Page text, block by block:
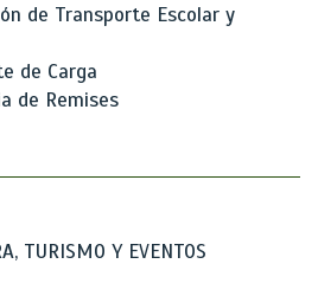
de Transporte Escolar y
de Carga
de Remises
TURISMO Y EVENTOS